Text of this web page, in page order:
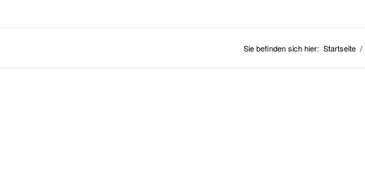
Sie befinden sich hier: Startseite /